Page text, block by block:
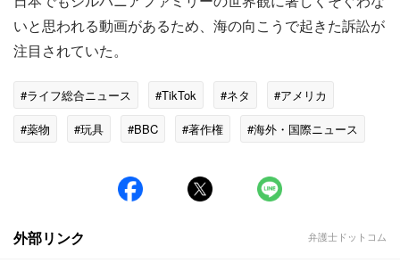
いと思われる動画があるため、海の向こうで起きた訴訟が
注目されていた。
#ライフ総合ニュース #TikTok #ネタ
#アメリカ
#薬物
#玩具 #BBC #著作権 #海外・国際ニュース
外部リンク 弁護士ドットコム